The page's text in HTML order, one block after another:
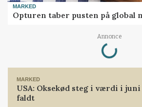
MARKED
Opturen taber pusten på global
Annonce
Loading...
MARKED
USA: Oksekød steg i værdi i
faldt